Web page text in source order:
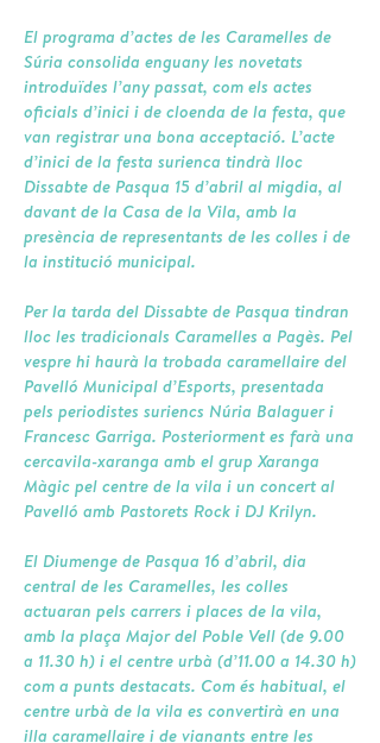
El programa d’actes de les Caramelles de
Súria consolida enguany les novetats
introduïdes l’any passat, com els actes
oficials d’inici i de cloenda de la festa, que
van registrar una bona acceptació. L’acte
d’inici de la festa surienca tindrà lloc
Dissabte de Pasqua 15 d’abril al migdia, al
davant de la Casa de la Vila, amb la
presència de representants de les colles i de
la institució municipal.
Per la tarda del Dissabte de Pasqua tindran
lloc les tradicionals Caramelles a Pagès. Pel
vespre hi haurà la trobada caramellaire del
Pavelló Municipal d’Esports, presentada
pels periodistes suriencs Núria Balaguer i
Francesc Garriga. Posteriorment es farà una
cercavila-xaranga amb el grup Xaranga
Màgic pel centre de la vila i un concert al
Pavelló amb Pastorets Rock i DJ Krilyn.
El Diumenge de Pasqua 16 d’abril, dia
central de les Caramelles, les colles
actuaran pels carrers i places de la vila,
amb la plaça Major del Poble Vell (de 9.00
a 11.30 h) i el centre urbà (d’11.00 a 14.30 h)
com a punts destacats. Com és habitual, el
centre urbà de la vila es convertirà en una
illa caramellaire i de vianants entre les